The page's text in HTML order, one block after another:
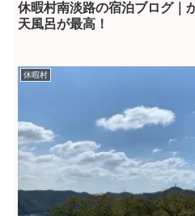
休暇村南淡路の宿泊ブログ｜
天風呂が最高！
休暇村